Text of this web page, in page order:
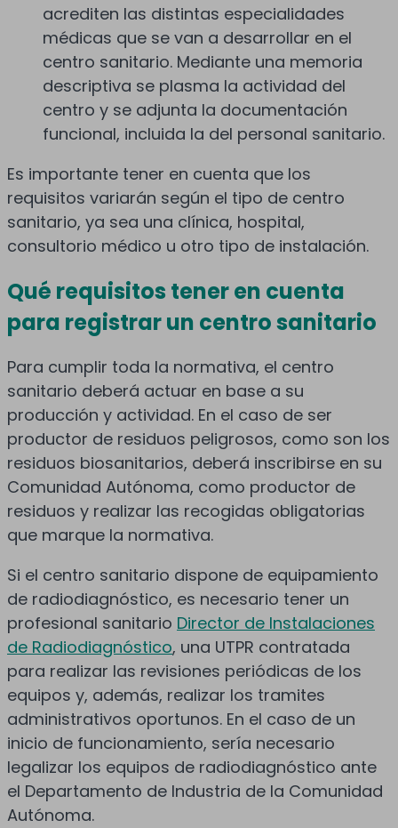
acrediten las distintas especialidades
médicas que se van a desarrollar en el
centro sanitario. Mediante una memoria
descriptiva se plasma la actividad del
centro y se adjunta la documentación
funcional, incluida la del personal sanitario.
Es importante tener en cuenta que los
requisitos variarán según el tipo de centro
sanitario, ya sea una clínica, hospital,
consultorio médico u otro tipo de instalación.
Qué requisitos tener en cuenta
para registrar un centro sanitario
Para cumplir toda la normativa, el centro
sanitario deberá actuar en base a su
producción y actividad. En el caso de ser
productor de residuos peligrosos, como son los
residuos biosanitarios, deberá inscribirse en su
Comunidad Autónoma, como productor de
residuos y realizar las recogidas obligatorias
que marque la normativa.
Si el centro sanitario dispone de equipamiento
de radiodiagnóstico, es necesario tener un
profesional sanitario Director de Instalaciones
de Radiodiagnóstico, una UTPR contratada
para realizar las revisiones periódicas de los
equipos y, además, realizar los tramites
administrativos oportunos. En el caso de un
inicio de funcionamiento, sería necesario
legalizar los equipos de radiodiagnóstico ante
el Departamento de Industria de la Comunidad
Autónoma.